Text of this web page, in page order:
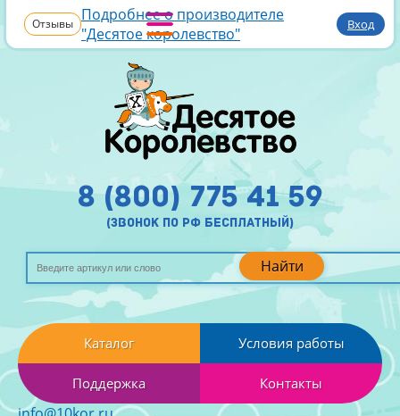
Отзывы Подробнее о производителе
"Десятое королевство"
Вход
Найти
8 (800) 775 41 59
(звонок по рф бесплатный)
Каталог Условия работы
Поддержка Контакты